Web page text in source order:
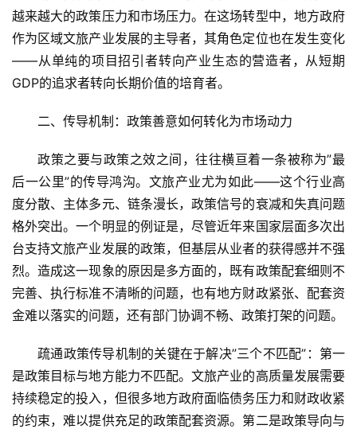
首
页
越来越大的政策压力和市场压力。在这场转型中，地方政府
作为区域文旅产业发展的主导者，其角色定位也在发生变化
——从单纯的项目招引者转向产业生态的营造者，从短期
GDP的追求者转向长期价值的培育者。
二、传导机制：政策善意如何转化为市场动力
政策之要与政策之效之间，往往横亘着一条被称为”最
后一公里”的传导鸿沟。文旅产业尤为如此——这个行业高
度分散、主体多元、链条漫长，政策信号的衰减和失真问题
格外突出。一个明显的例证是，尽管近年来国家层面多次出
台支持文旅产业发展的政策，但基层从业者的获得感并不强
烈。造成这一现象的原因是多方面的，既有政策配套细则不
完善、执行标准不清晰的问题，也有地方财政紧张、配套资
金难以落实的问题，还有部门协调不畅、政策打架的问题。
疏通政策传导机制的关键在于解决”三个不匹配”：第一
是政策目标与地方能力不匹配。文旅产业的高质量发展需要
持续稳定的投入，但很多地方政府面临债务压力和财政收紧
的约束，难以提供充足的政策配套资源。第二是政策导向与